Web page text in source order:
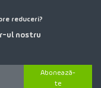
reduceri?
ul nostru
Abonează-
te